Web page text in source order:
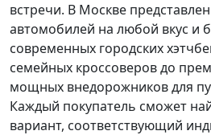
встречи. В Москве
автомобилей на любой вкус и
современных городских
семейных кроссоверов до
мощных внедорожников для
Каждый покупатель сможет
вариант, соответствующий